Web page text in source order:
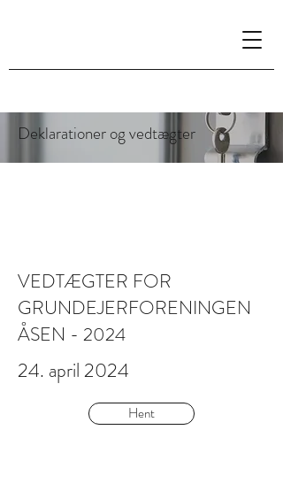
Deklarationer og vedtægter
VEDTÆGTER FOR
GRUNDEJERFORENINGEN
ÅSEN - 2024
24. april 2024
Hent